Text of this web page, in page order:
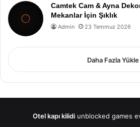
Camtek Cam & Ayna
Mekanlar İçin Şıklık
Admin 23 Temmuz 2026
Daha Fazla Yükle
Otel kapı kilidi unblocked games